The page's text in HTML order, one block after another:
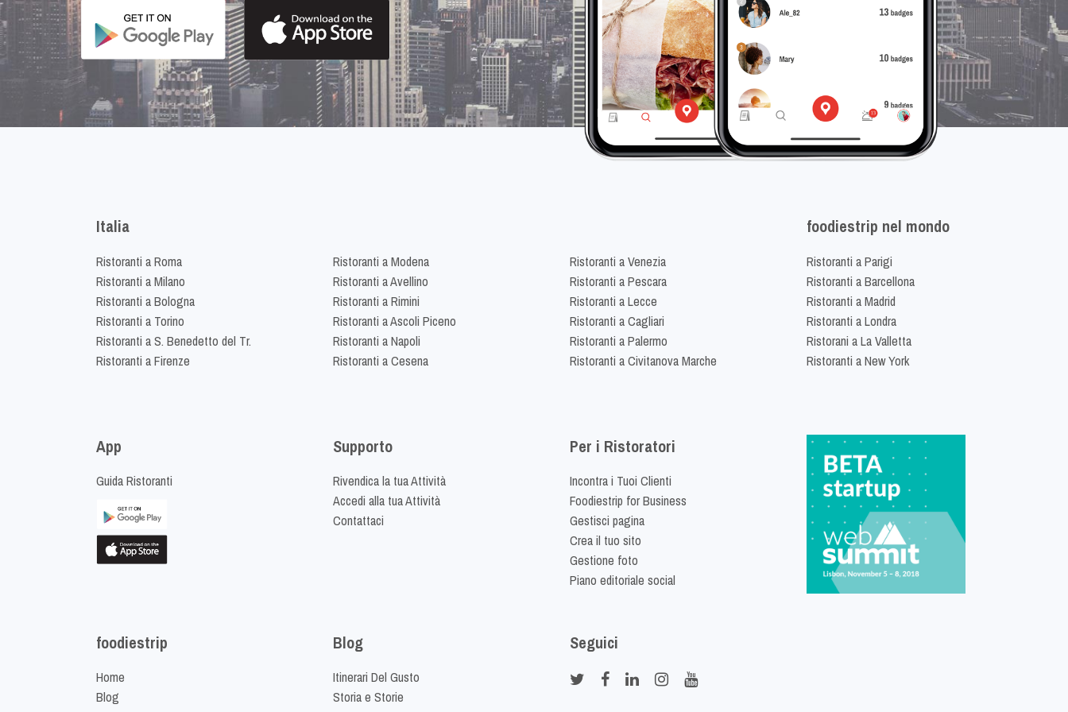
Italia
Ristoranti a Roma
Ristoranti a Milano
Ristoranti a Bologna
Ristoranti a Torino
Ristoranti a S. Benedetto del Tr.
Ristoranti a Firenze
Ristoranti a Modena
Ristoranti a Avellino
Ristoranti a Rimini
Ristoranti a Ascoli Piceno
Ristoranti a Napoli
Ristoranti a Cesena
Ristoranti a Venezia
Ristoranti a Pescara
Ristoranti a Lecce
Ristoranti a Cagliari
Ristoranti a Palermo
Ristoranti a Civitanova Marche
foodiestrip nel mondo
Ristoranti a Parigi
Ristoranti a Barcellona
Ristoranti a Madrid
Ristoranti a Londra
Ristorani a La Valletta
Ristoranti a New York
App
Guida Ristoranti
Supporto
Rivendica la tua Attività
Accedi alla tua Attività
Contattaci
Per i Ristoratori
Incontra i Tuoi Clienti
Foodiestrip for Business
Gestisci pagina
Crea il tuo sito
Gestione foto
Piano editoriale social
foodiestrip
Home
Blog
Blog
Itinerari Del Gusto
Storia e Storie
Seguici